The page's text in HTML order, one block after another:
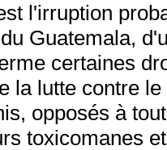
l'irruption
Guatemala,
certaines
la lutte contre
opposés à
toxicomanes